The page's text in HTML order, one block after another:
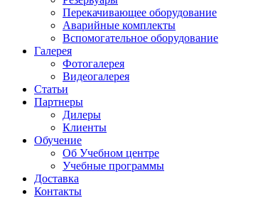
Перекачивающее оборудование
Аварийные комплекты
Вспомогательное оборудование
Галерея
Фотогалерея
Видеогалерея
Статьи
Партнеры
Дилеры
Клиенты
Обучение
Об Учебном центре
Учебные программы
Доставка
Контакты